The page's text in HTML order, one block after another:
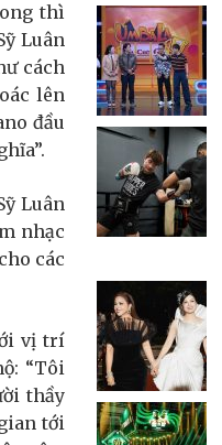
thì
Luân
cách
lên
đầu
Luân
nhạc
các
vị trí
“Tôi
thầy
tới